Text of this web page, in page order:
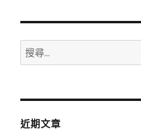
搜
尋
鍵
近期文章